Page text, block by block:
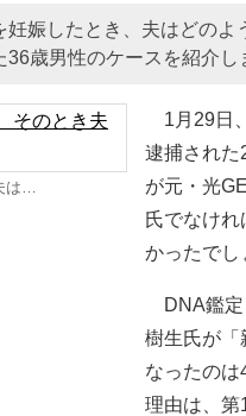
娠したとき、夫はどの
歳男性のケースを紹介し
は…
1月29日
逮捕された
が元・光
氏でなけ
かったでし
DNA鑑定
樹生氏が「
なったのは
理由は、第